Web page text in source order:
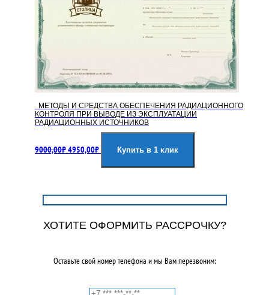
МЕТОДЫ И СРЕДСТВА ОБЕСПЕЧЕНИЯ РАДИАЦИОННОГО
КОНТРОЛЯ ПРИ ВЫВОДЕ ИЗ ЭКСПЛУАТАЦИИ
РАДИАЦИОННЫХ ИСТОЧНИКОВ
9000,00₽цена
4950,00₽цена:
Купить в 1 клик
ХОТИТЕ ОФОРМИТЬ РАССРОЧКУ?
Оставьте свой номер телефона и мы Вам перезвоним: